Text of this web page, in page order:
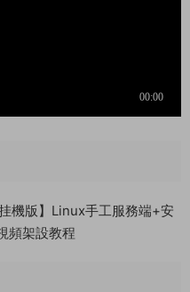
機版】Linux手工服務端+安
頻架設教程